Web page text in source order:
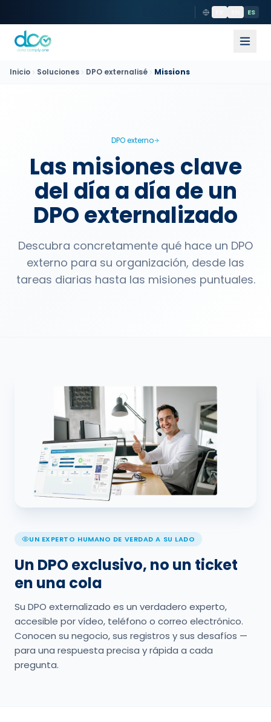
ES
Inicio Soluciones DPO externalisé Missions
DPO externo
Las misiones clave
del día a día de un
DPO externalizado
Descubra concretamente qué hace un DPO
externo para su organización, desde las
tareas diarias hasta las misiones puntuales.
UN EXPERTO HUMANO DE VERDAD A SU LADO
Un DPO exclusivo, no un ticket
en una cola
Su DPO externalizado es un verdadero experto,
accesible por vídeo, teléfono o correo electrónico.
Conocen su negocio, sus registros y sus desafíos —
para una respuesta precisa y rápida a cada
pregunta.